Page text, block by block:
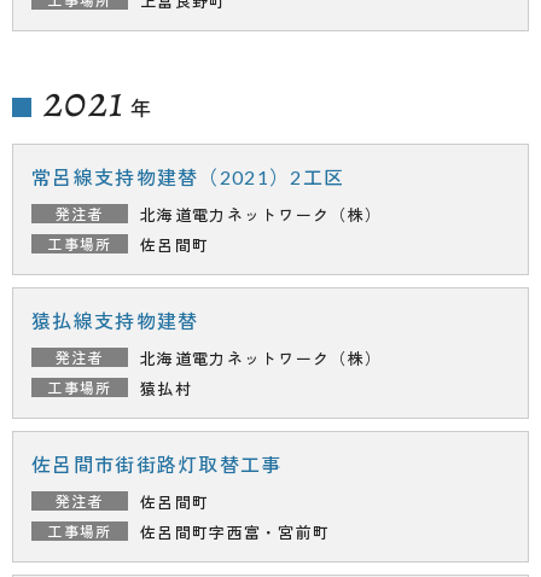
2021 年
北海道電力ネットワーク（株）
常呂線支持物建替（2021）2工区
佐呂間町
北海道電力ネットワーク（株）
猿払線支持物建替
猿払村
佐呂間町
佐呂間市街街路灯取替工事
佐呂間町字西富・宮前町